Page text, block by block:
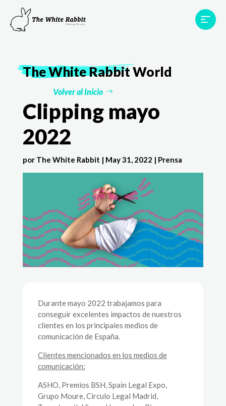
Proyectos
Testimonios
TWR World
The White RabbitWorld
Volver al Inicio
Clipping mayo
2022
por The White Rabbit | May 31, 2022 | Prensa
Durante mayo 2022 trabajamos para
conseguir excelentes impactos de nuestros
clientes en los principales medios de
comunicación de España.
Clientes mencionados en los medios de
comunicación:
ASHO, Premios BSH, Spain Legal Expo,
Grupo Moure, Circulo Legal Madrid,